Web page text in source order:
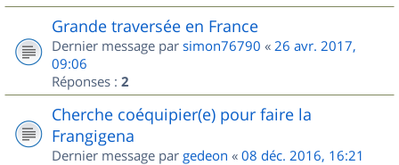
Grande traversée en France
Dernier message par simon76790 « 26 avr. 2017,
09:06
Réponses : 2
Cherche coéquipier(e) pour faire la
Frangigena
Dernier message par gedeon « 08 déc. 2016, 16:21